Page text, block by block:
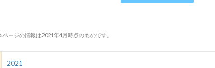
ージの情報は2021年4月時点のものです。
2021